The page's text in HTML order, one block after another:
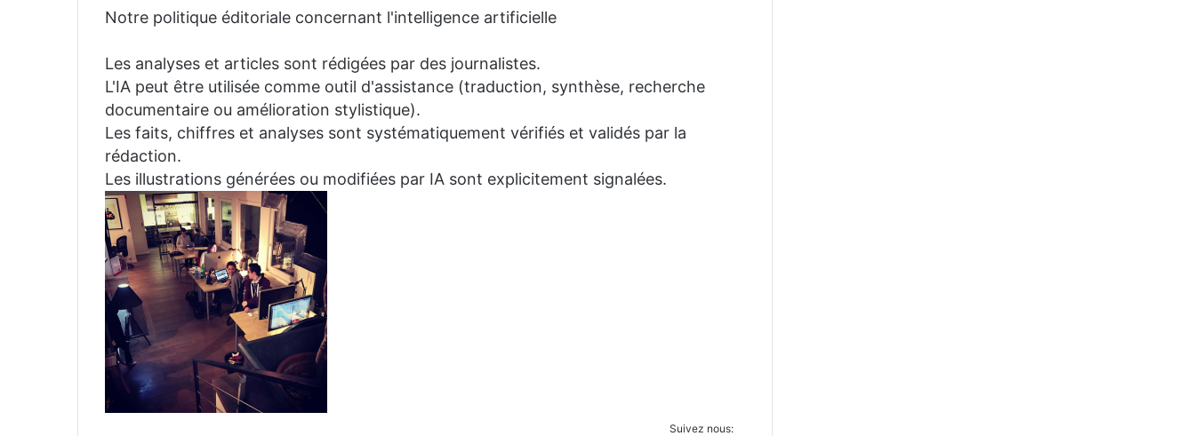
Notre politique éditoriale concernant l'intelligence artificielle
Les analyses et articles sont rédigées par des journalistes.
L'IA peut être utilisée comme outil d'assistance (traduction, synthèse, recherche
documentaire ou amélioration stylistique).
Les faits, chiffres et analyses sont systématiquement vérifiés et validés par la
rédaction.
Les illustrations générées ou modifiées par IA sont explicitement signalées.
Suivez nous: